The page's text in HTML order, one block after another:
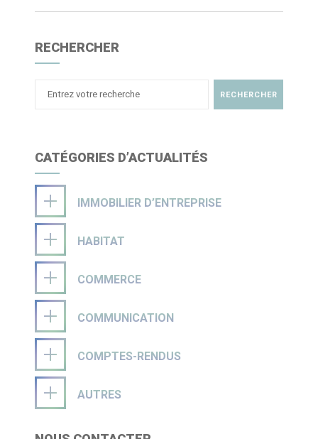
RECHERCHER
CATÉGORIES D’ACTUALITÉS
IMMOBILIER D’ENTREPRISE
HABITAT
COMMERCE
COMMUNICATION
COMPTES-RENDUS
AUTRES